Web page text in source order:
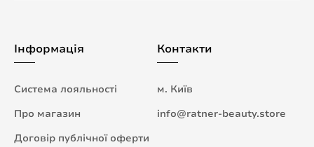
Інформація
Система лояльності
Про магазин
Договір публічної оферти
Контакти
м. Київ
info@ratner-beauty.store